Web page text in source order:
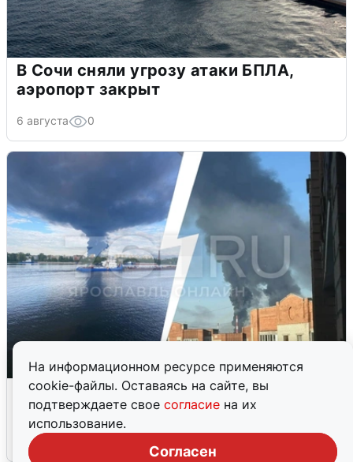
На информационном ресурсе применяются
cookie-файлы. Оставаясь на сайте, вы
подтверждаете свое согласие на их
использование.
Согласен
В Сочи сняли угрозу атаки БПЛА,
аэропорт закрыт
6 августа 0
Ночная атака БПЛА на Ярославль:
попадания и последствия
6 августа